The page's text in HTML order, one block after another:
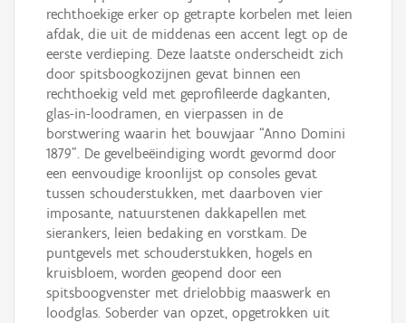
rechthoekige erker op getrapte korbelen met leien
afdak, die uit de middenas een accent legt op de
eerste verdieping. Deze laatste onderscheidt zich
door spitsboogkozijnen gevat binnen een
rechthoekig veld met geprofileerde dagkanten,
glas-in-loodramen, en vierpassen in de
borstwering waarin het bouwjaar “Anno Domini
1879”. De gevelbeëindiging wordt gevormd door
een eenvoudige kroonlijst op consoles gevat
tussen schouderstukken, met daarboven vier
imposante, natuurstenen dakkapellen met
sierankers, leien bedaking en vorstkam. De
puntgevels met schouderstukken, hogels en
kruisbloem, worden geopend door een
spitsboogvenster met drielobbig maaswerk en
loodglas. Soberder van opzet, opgetrokken uit